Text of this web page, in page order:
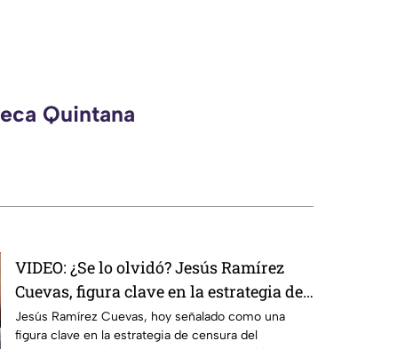
Quintana
VIDEO: ¿Se lo olvidó? Jesús Ramírez
Cuevas, figura clave en la estrategia de
censura del gobierno, criticaba la
publicidad para censurar a medios
Jesús Ramírez Cuevas, hoy señalado como una
figura clave en la estrategia de censura del